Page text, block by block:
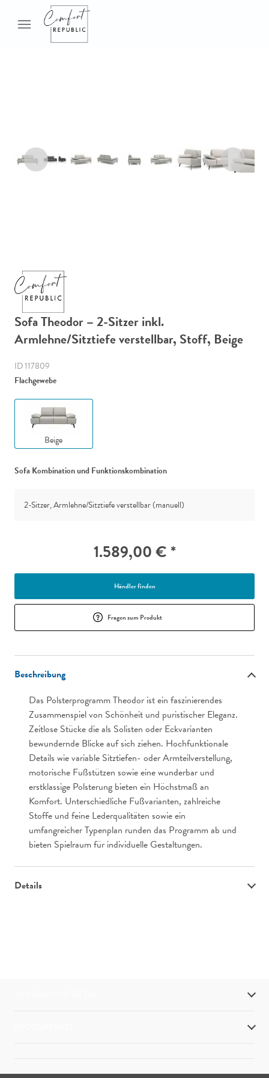
Sofa Theodor – 2-Sitzer inkl.
Armlehne/Sitztiefe verstellbar, Stoff, Beige
ID 117809
Flachgewebe
Beige
Sofa Kombination und Funktionskombination
2-Sitzer, Armlehne/Sitztiefe verstellbar (manuell)
1.589,00 € *
Händler finden
Fragen zum Produkt
Beschreibung
Das Polsterprogramm Theodor ist ein faszinierendes
Zusammenspiel von Schönheit und puristischer Eleganz.
Zeitlose Stücke die als Solisten oder Eckvarianten
bewundernde Blicke auf sich ziehen. Hochfunktionale
Details wie variable Sitztiefen- oder Armteilverstellung,
motorische Fußstützen sowie eine wunderbar und
erstklassige Polsterung bieten ein Höchstmaß an
Komfort. Unterschiedliche Fußvarianten, zahlreiche
Stoffe und feine Lederqualitäten sowie ein
umfangreicher Typenplan runden das Programm ab und
bieten Spielraum für individuelle Gestaltungen.
Details